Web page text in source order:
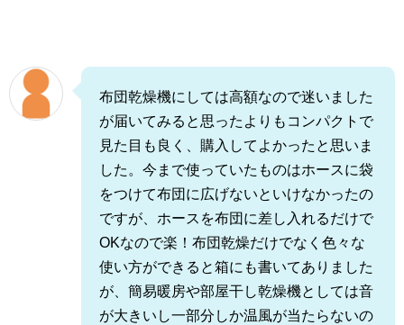
布団乾燥機にしては高額なので迷いました
が届いてみると思ったよりもコンパクトで
見た目も良く、購入してよかったと思いま
した。今まで使っていたものはホースに袋
をつけて布団に広げないといけなかったの
ですが、ホースを布団に差し入れるだけで
OKなので楽！布団乾燥だけでなく色々な
使い方ができると箱にも書いてありました
が、簡易暖房や部屋干し乾燥機としては音
が大きいし一部分しか温風が当たらないの